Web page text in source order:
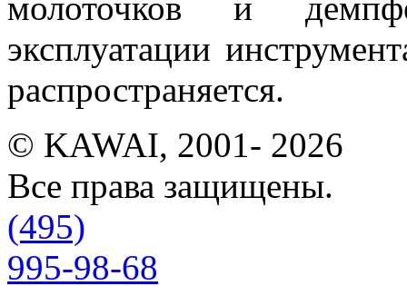
эксплуатации
распространяется.
© KAWAI, 2001- 2026
Все права защищены.
(495)
995-98-68